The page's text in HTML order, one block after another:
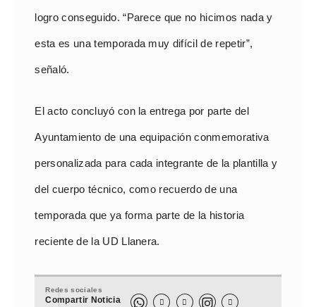
logro conseguido. “Parece que no hicimos nada y
esta es una temporada muy difícil de repetir”,
señaló.
El acto concluyó con la entrega por parte del
Ayuntamiento de una equipación conmemorativa
personalizada para cada integrante de la plantilla y
del cuerpo técnico, como recuerdo de una
temporada que ya forma parte de la historia
reciente de la UD Llanera.
Redes sociales
Compartir Noticia   